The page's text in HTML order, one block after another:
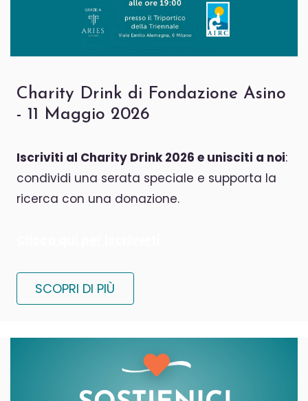
Charity Drink di Fondazione Asino
- 11 Maggio 2026
Iscriviti al Charity Drink 2026 e unisciti a noi:
condividi una serata speciale e supporta la
ricerca con una donazione.
SCOPRI DI PIÙ